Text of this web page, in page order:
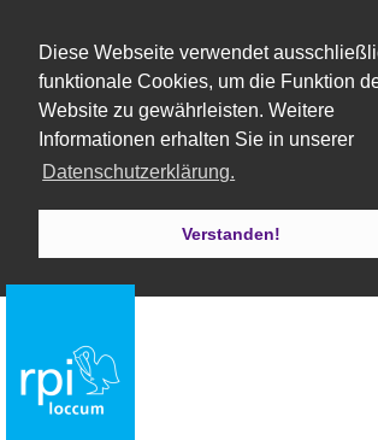
Diese Webseite verwendet
funktionale Cookies, um die Funktion
Website zu gewährleisten. Weitere
Informationen erhalten Sie in unserer
Datenschutzerklärung.
Verstanden!